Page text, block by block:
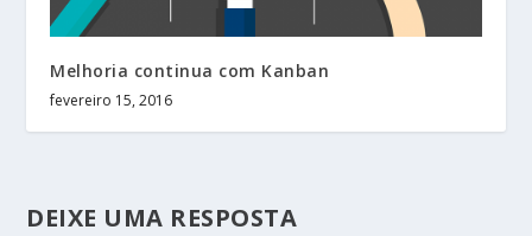
Melhoria continua com Kanban
fevereiro 15, 2016
DEIXE UMA RESPOSTA